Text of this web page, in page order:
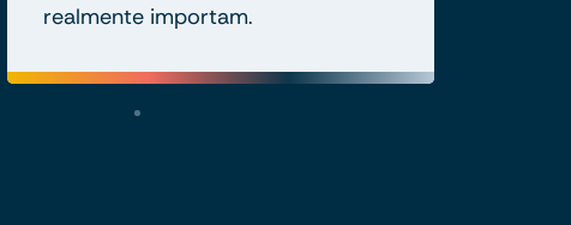
realmente importam.